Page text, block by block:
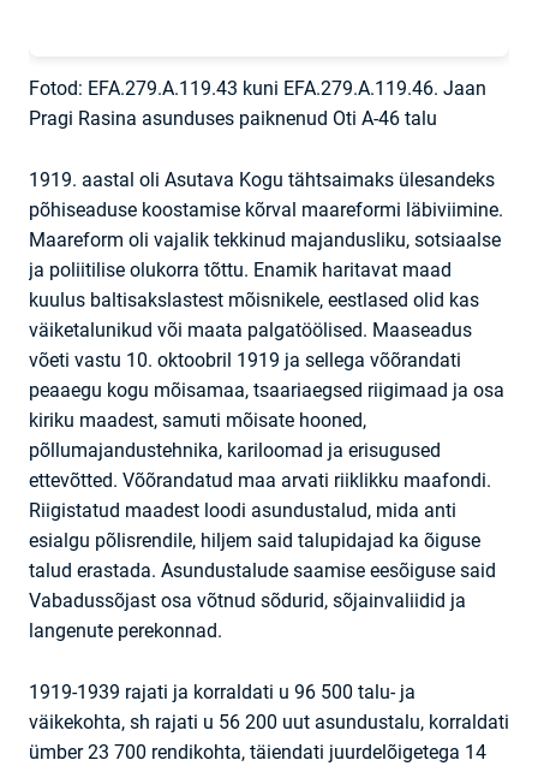
Fotod: EFA.279.A.119.43 kuni EFA.279.A.119.46. Jaan
Pragi Rasina asunduses paiknenud Oti A-46 talu
1919. aastal oli Asutava Kogu tähtsaimaks ülesandeks
põhiseaduse koostamise kõrval maareformi läbiviimine.
Maareform oli vajalik tekkinud majandusliku, sotsiaalse
ja poliitilise olukorra tõttu. Enamik haritavat maad
kuulus baltisakslastest mõisnikele, eestlased olid kas
väiketalunikud või maata palgatöölised. Maaseadus
võeti vastu 10. oktoobril 1919 ja sellega võõrandati
peaaegu kogu mõisamaa, tsaariaegsed riigimaad ja osa
kiriku maadest, samuti mõisate hooned,
põllumajandustehnika, kariloomad ja erisugused
ettevõtted. Võõrandatud maa arvati riiklikku maafondi.
Riigistatud maadest loodi asundustalud, mida anti
esialgu põlisrendile, hiljem said talupidajad ka õiguse
talud erastada. Asundustalude saamise eesõiguse said
Vabadussõjast osa võtnud sõdurid, sõjainvaliidid ja
langenute perekonnad.
1919-1939 rajati ja korraldati u 96 500 talu- ja
väikekohta, sh rajati u 56 200 uut asundustalu, korraldati
ümber 23 700 rendikohta, täiendati juurdelõigetega 14